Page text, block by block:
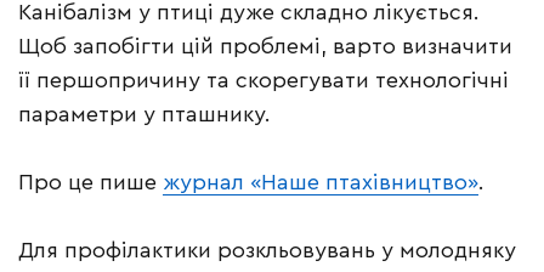
Канібалізм у птиці дуже складно лікується.
Щоб запобігти цій проблемі, варто визначити
її першопричину та скорегувати технологічні
параметри у пташнику.
Про це пише журнал «Наше птахівництво».
Для профілактики розкльовувань у молодняку